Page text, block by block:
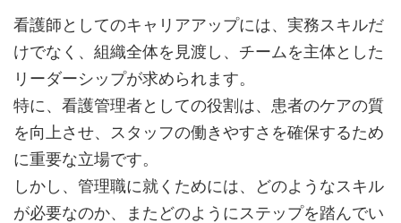
看護師としてのキャリアアップには、実務スキルだ
けでなく、組織全体を見渡し、チームを主体とした
リーダーシップが求められます。
特に、看護管理者としての役割は、患者のケアの質
を向上させ、スタッフの働きやすさを確保するため
に重要な立場です。
しかし、管理職に就くためには、どのようなスキル
が必要なのか、またどのようにステップを踏んでい